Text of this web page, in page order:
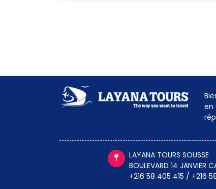
en
LAYANA TOURS SOUSSE
BOULEVARD 14 JANVIER
+216 58 405 415 / +216